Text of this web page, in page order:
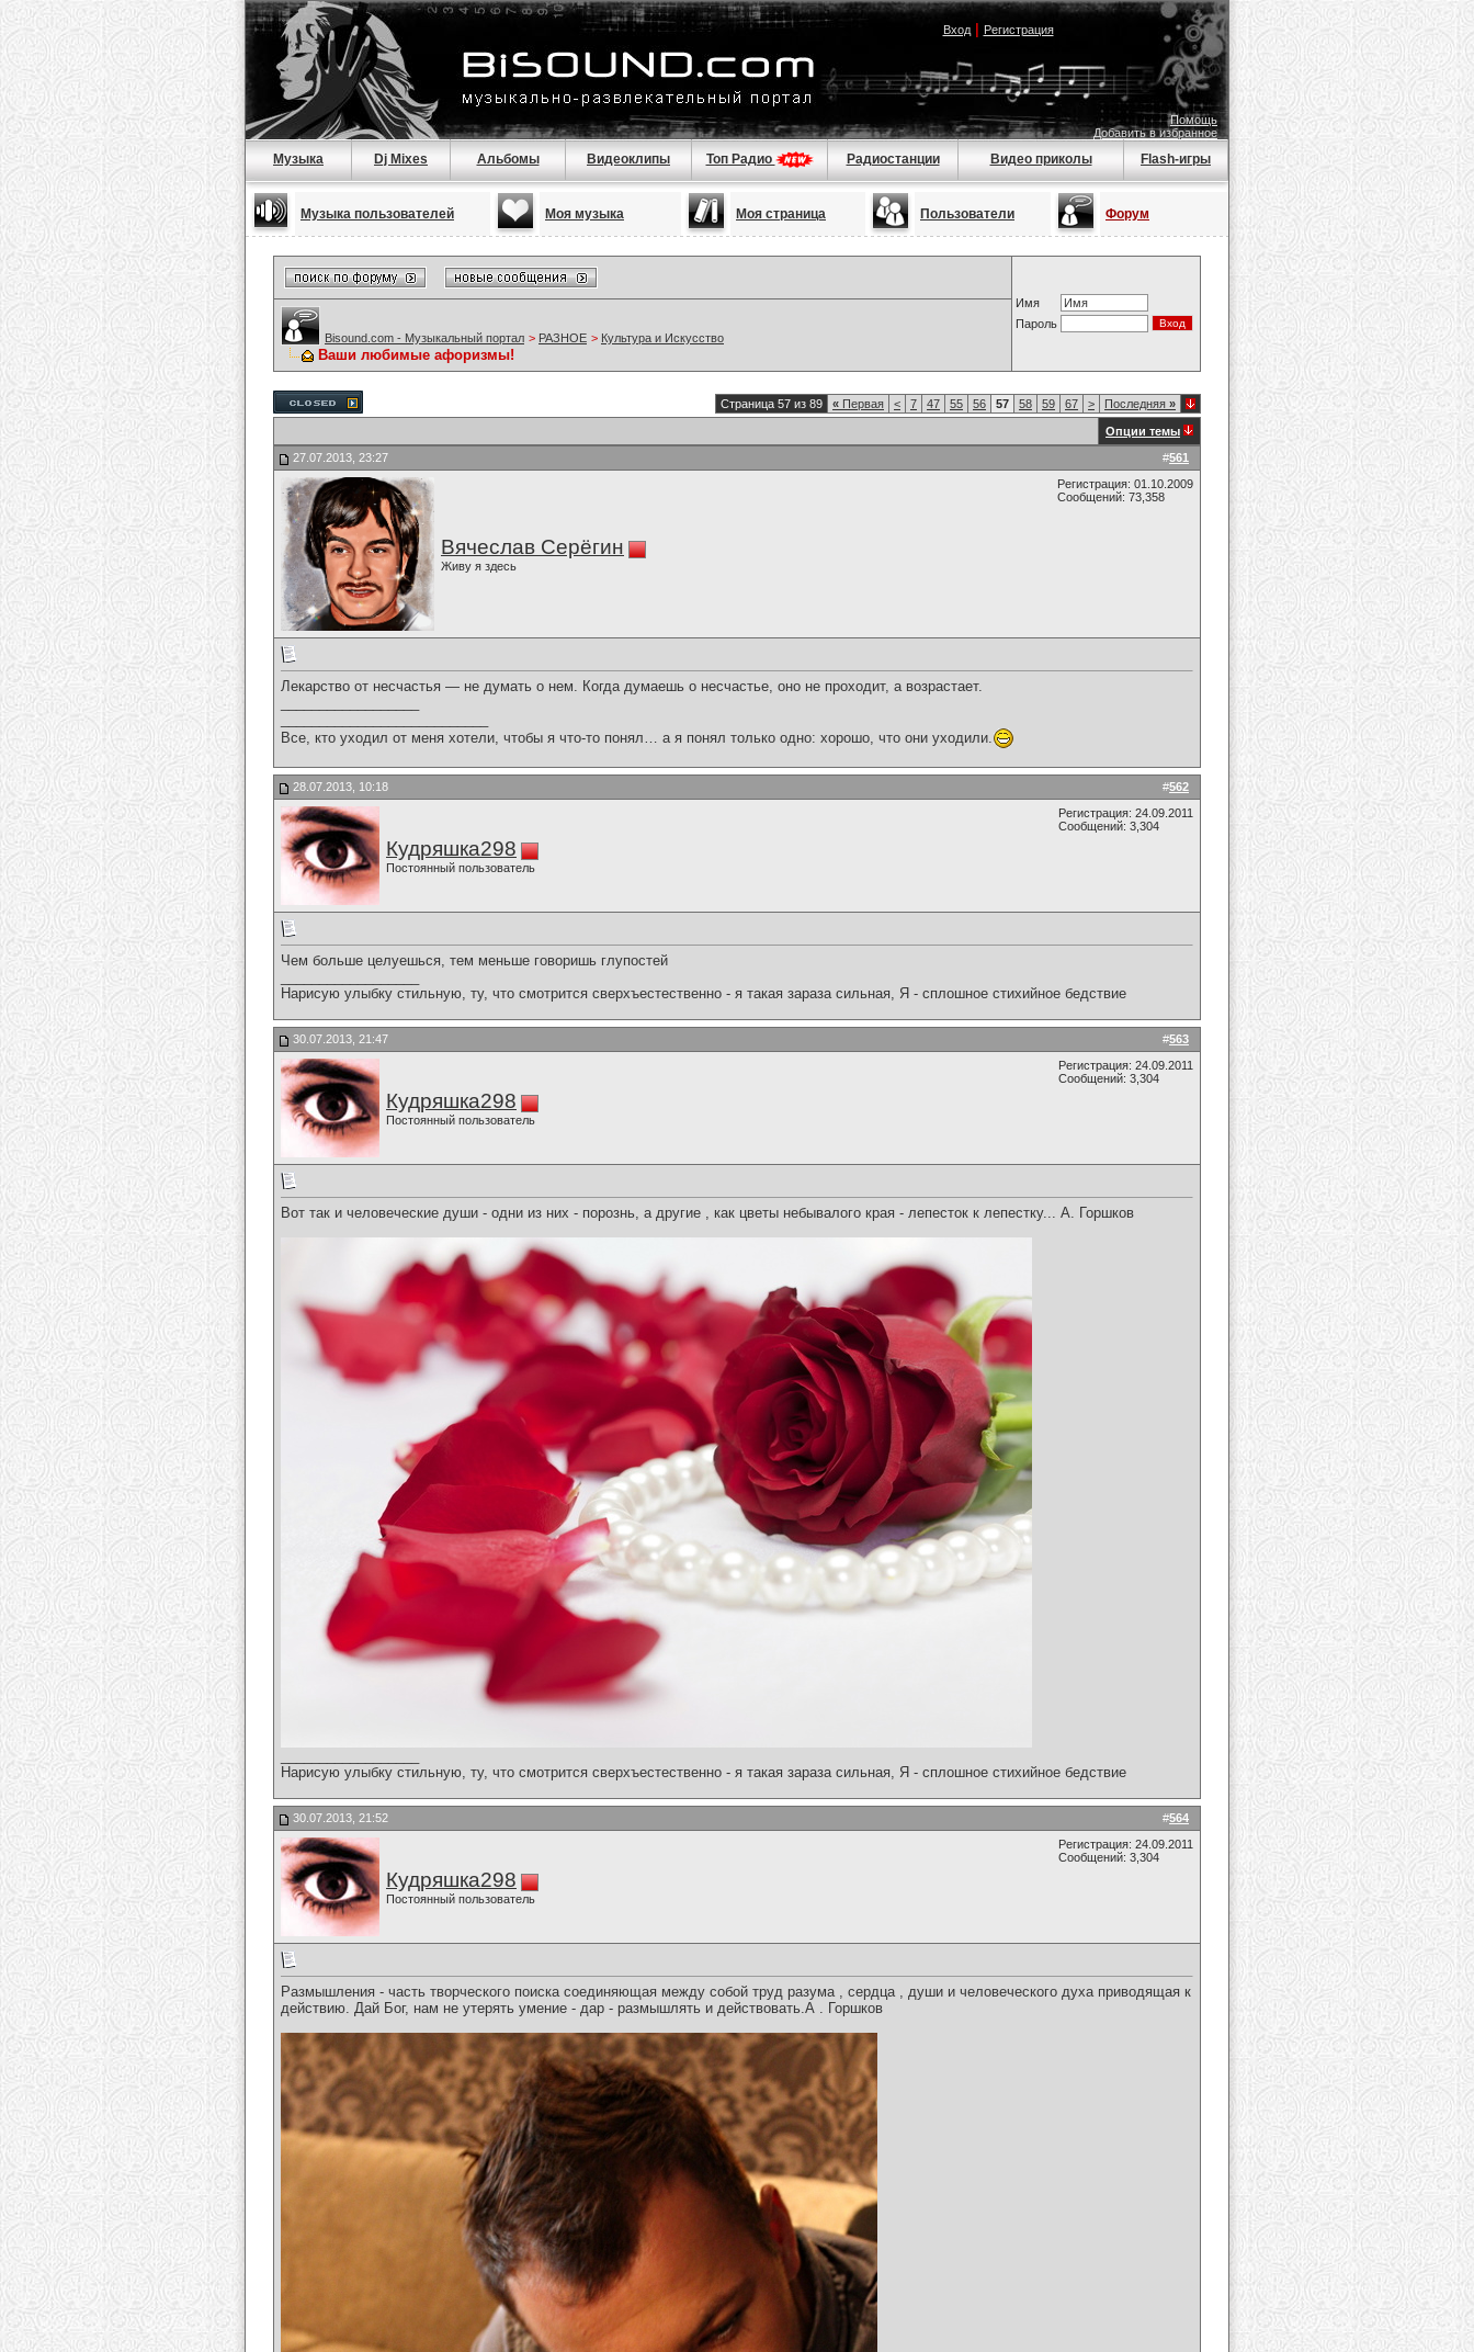
Вход| Регистрация
Помощь
Добавить в избранное
Музыка Dj Mixes Альбомы Видеоклипы Топ Радио Радиостанции Видео приколы Flash-игры
Музыка пользователей Моя музыка Моя страница Пользователи Форум
Имя
Пароль
Bisound.com - Музыкальный портал > РАЗНОЕ > Культура и Искусство
Ваши любимые афоризмы!
Страница 57 из 89 « Первая < 7 47 55 56 57 58 59 67 > Последняя »
Опции темы
#561
27.07.2013, 23:27
Вячеслав Серёгин
Живу я здесь
Регистрация: 01.10.2009
Сообщений: 73,358
Лекарство от несчастья — не думать о нем. Когда думаешь о несчастье, оно не проходит, а возрастает.
Все, кто уходил от меня хотели, чтобы я что-то понял… а я понял только одно: хорошо, что они уходили.
#562
28.07.2013, 10:18
Кудряшка298
Постоянный пользователь
Регистрация: 24.09.2011
Сообщений: 3,304
Чем больше целуешься, тем меньше говоришь глупостей
Нарисую улыбку стильную, ту, что смотрится сверхъестественно - я такая зараза сильная, Я - сплошное стихийное бедствие
#563
30.07.2013, 21:47
Кудряшка298
Постоянный пользователь
Регистрация: 24.09.2011
Сообщений: 3,304
Вот так и человеческие души - одни из них - порознь, а другие , как цветы небывалого края - лепесток к лепестку... А. Горшков
Нарисую улыбку стильную, ту, что смотрится сверхъестественно - я такая зараза сильная, Я - сплошное стихийное бедствие
#564
30.07.2013, 21:52
Кудряшка298
Постоянный пользователь
Регистрация: 24.09.2011
Сообщений: 3,304
Размышления - часть творческого поиска соединяющая между собой труд разума , сердца , души и человеческого духа приводящая к
действию. Дай Бог, нам не утерять умение - дар - размышлять и действовать.А . Горшков